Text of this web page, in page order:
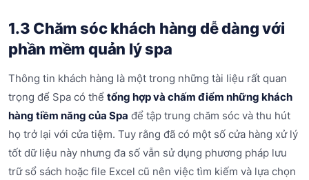
1.3 Chăm sóc khách hàng dễ dàng với
phần mềm quản lý spa
Thông tin khách hàng là một trong những tài liệu rất quan
trọng để Spa có thể tổng hợp và chấm điểm những khách
hàng tiềm năng của Spa để tập trung chăm sóc và thu hút
họ trở lại với cửa tiệm. Tuy rằng đã có một số cửa hàng xử lý
tốt dữ liệu này nhưng đa số vẫn sử dụng phương pháp lưu
trữ sổ sách hoặc file Excel cũ nên việc tìm kiếm và lựa chọn